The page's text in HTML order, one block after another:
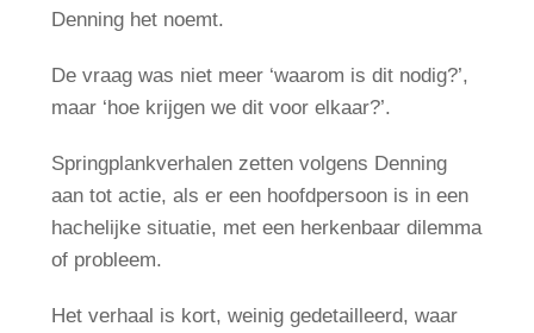
Denning het noemt.
De vraag was niet meer ‘waarom is dit nodig?’,
maar ‘hoe krijgen we dit voor elkaar?’.
Springplankverhalen zetten volgens Denning
aan tot actie, als er een hoofdpersoon is in een
hachelijke situatie, met een herkenbaar dilemma
of probleem.
Het verhaal is kort, weinig gedetailleerd, waar